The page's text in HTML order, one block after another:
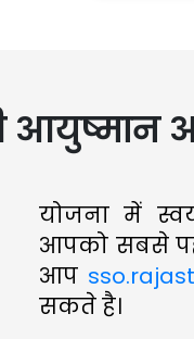
आयुष्मान
योजना में
आपको सबसे
आप
सकते है।